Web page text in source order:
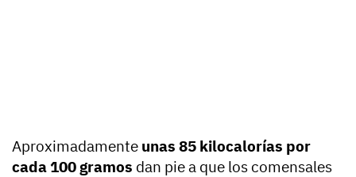
Aproximadamente unas 85 kilocalorías por
cada 100 gramos dan pie a que los comensales